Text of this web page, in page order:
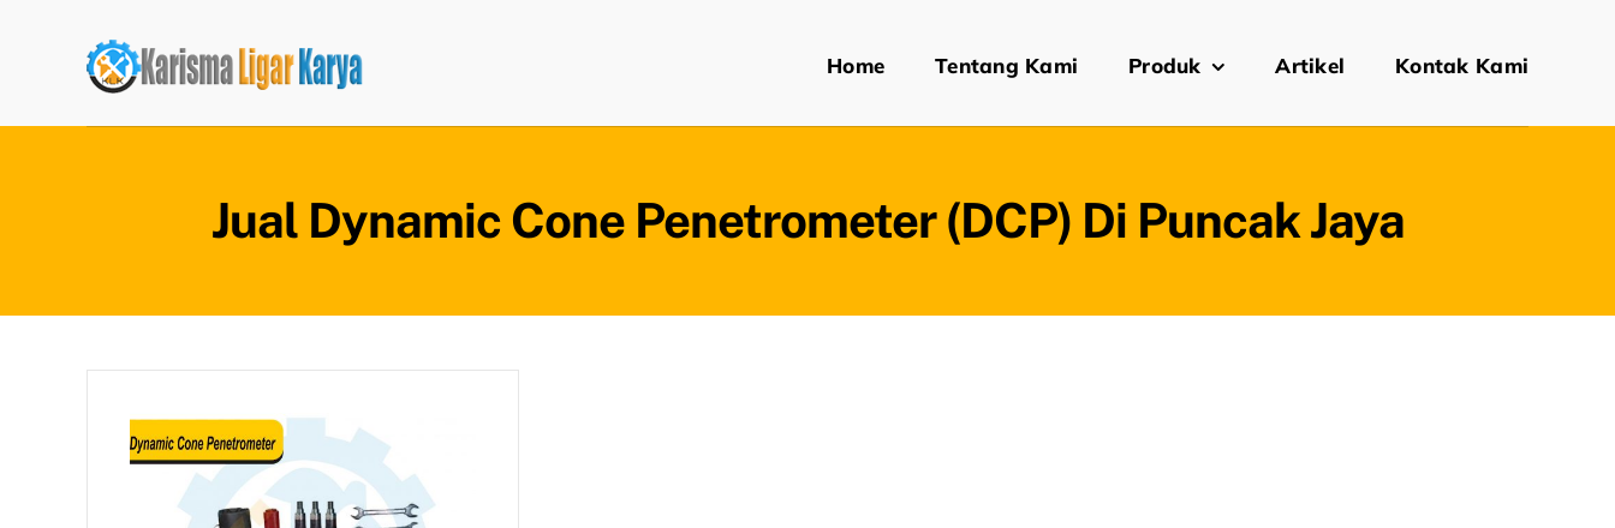
Home Tentang Kami Produk Artikel Kontak Kami
Jual Dynamic Cone Penetrometer (DCP) Di Puncak Jaya